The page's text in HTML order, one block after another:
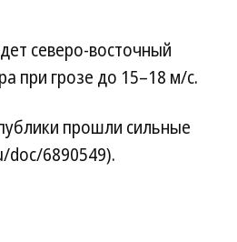
северо-восточный
при грозе до 15–18 м/с.
прошли сильные
doc/6890549).